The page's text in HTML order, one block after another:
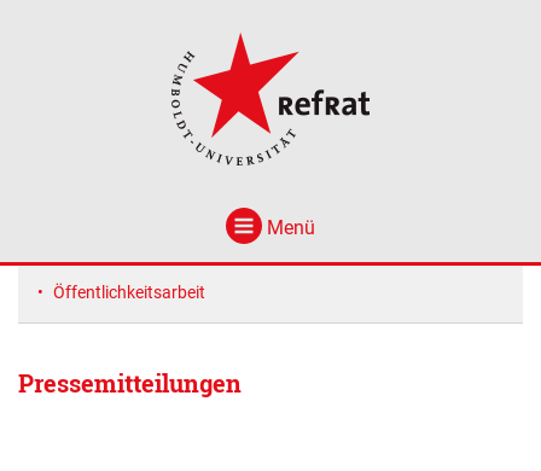
Menü
Öffentlichkeitsarbeit
Pressemitteilungen